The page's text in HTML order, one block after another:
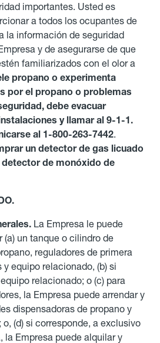
importantes. Usted es
a todos los ocupantes de
la información de seguridad
y de asegurarse de que
familiarizados con el olor a
propano o experimenta
por el propano o problemas
debe evacuar
y llamar al 9-1-1.
al 1-800-263-7442.
un detector de gas licuado
detector de monóxido de
La Empresa le puede
(a) un tanque o cilindro de
reguladores de primera
equipo relacionado, (b) si
relacionado; o (c) para
la Empresa puede arrendar y
dispensadoras de propano y
(d) si corresponde, a exclusivo
la Empresa puede alquilar y